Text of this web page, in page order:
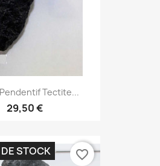
Tectite...
29,50 €
STOCK favorite_border